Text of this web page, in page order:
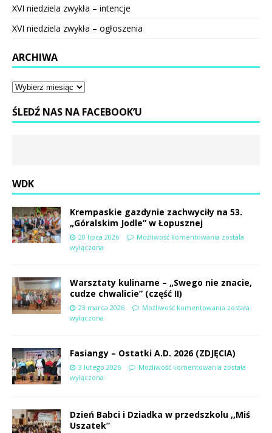
XVI niedziela zwykła – intencje
XVI niedziela zwykła – ogłoszenia
ARCHIWA
ŚLEDŹ NAS NA FACEBOOK’U
WDK
Krempaskie gazdynie zachwyciły na 53.
„Góralskim Jodle” w Łopusznej
20 lipca 2026 Możliwość komentowania została
wyłączona
Warsztaty kulinarne – „Swego nie znacie,
cudze chwalicie” (część II)
23 marca 2026 Możliwość komentowania została
wyłączona
Fasiangy – Ostatki A.D. 2026 (ZDJĘCIA)
3 lutego 2026 Możliwość komentowania została
wyłączona
Dzień Babci i Dziadka w przedszkolu ,,Miś
Uszatek”